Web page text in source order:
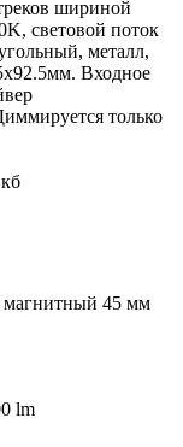
шириной
световой поток
металл,
Входное
только
магнитный 45 мм
lm